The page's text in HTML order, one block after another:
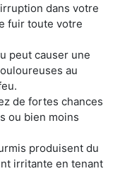
dans votre
fuir toute votre
peut causer une
au
de fortes chances
ou bien moins
produisent du
irritante en tenant